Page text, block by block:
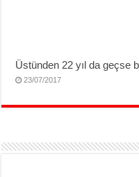
Üstünden 22 yıl da geçse
23/07/2017